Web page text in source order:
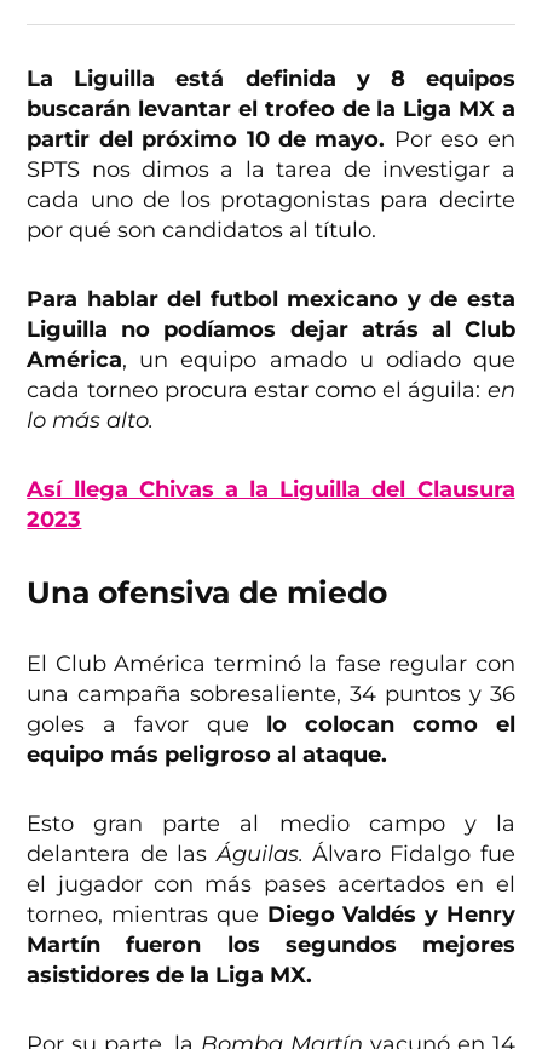
La Liguilla está definida y 8 equipos
buscarán levantar el trofeo de la Liga MX a
partir del próximo 10 de mayo. Por eso en
SPTS nos dimos a la tarea de investigar a
cada uno de los protagonistas para decirte
por qué son candidatos al título.
Para hablar del futbol mexicano y de esta
Liguilla no podíamos dejar atrás al Club
América, un equipo amado u odiado que
cada torneo procura estar como el águila: en
lo más alto.
Así llega Chivas a la Liguilla del Clausura
2023
Una ofensiva de miedo
El Club América terminó la fase regular con
una campaña sobresaliente, 34 puntos y 36
goles a favor que lo colocan como el
equipo más peligroso al ataque.
Esto gran parte al medio campo y la
delantera de lasÁguilas. Álvaro Fidalgo fue
el jugador con más pases acertados en el
torneo, mientras que Diego Valdés y Henry
Martín fueron los segundos mejores
asistidores de la Liga MX.
Por su parte, la Bomba Martín vacunó en 14